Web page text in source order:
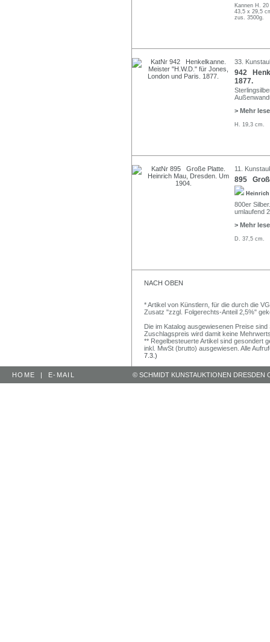
Kannen H.
43,5 x 29,5
zus. 3500g.
33.
942
1877.
> Mehr
H. 19,3 cm.
11.
895
800er
umlaufend
> Mehr
D. 37,5 cm.
NACH OBEN
* Artikel von Künstlern, für die durch die
Zusatz "zzgl. Folgerechts-Anteil 2,5%"
Die im Katalog ausgewiesenen Preise
Zuschlagspreis wird damit keine
** Regelbesteuerte Artikel sind gesondert
inkl. MwSt (brutto) ausgewiesen. Alle
7.3.)
HOME | E-MAIL © SCHMIDT KUNSTAUKTIONEN DRESDEN